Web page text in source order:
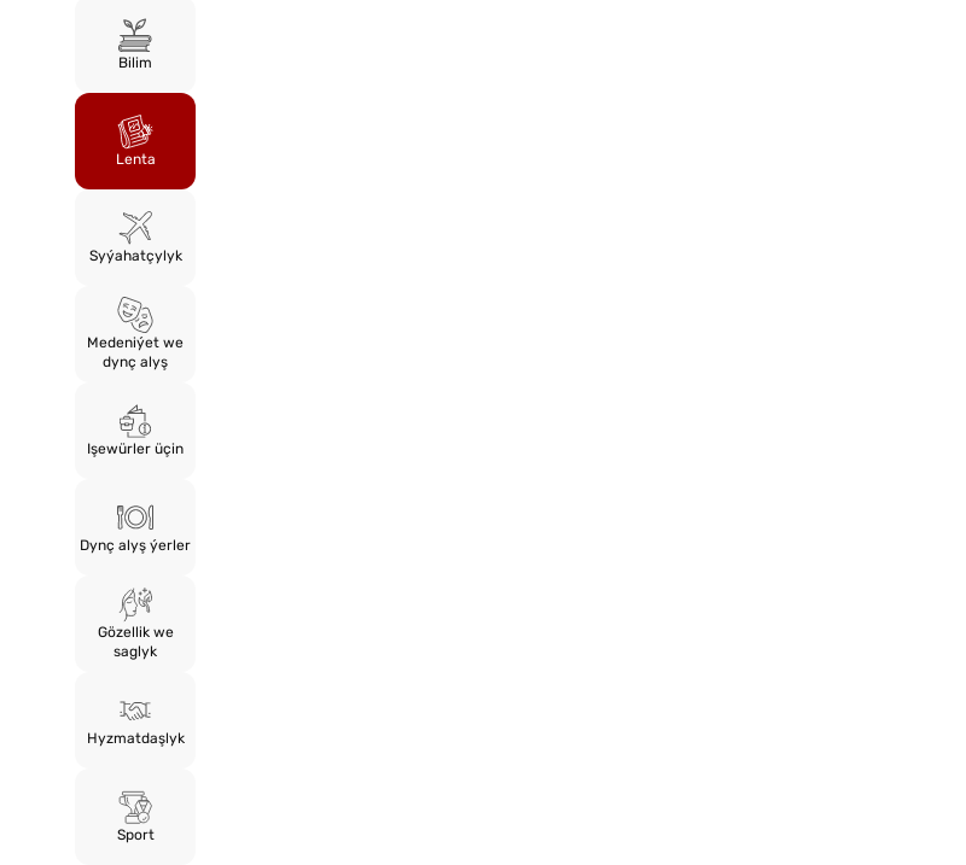
Bilim
Lenta
Syýahatçylyk
Medeniýet we
dynç alyş
Işewürler üçin
Dynç alyş ýerler
Gözellik we
saglyk
Hyzmatdaşlyk
Sport